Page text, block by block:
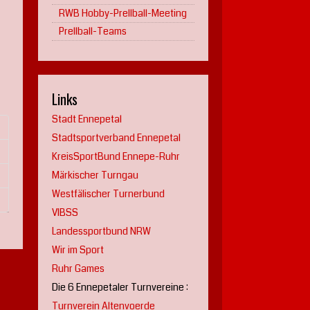
RWB Hobby-Prellball-Meeting
Prellball-Teams
Links
Stadt Ennepetal
Stadtsportverband Ennepetal
KreisSportBund Ennepe-Ruhr
Märkischer Turngau
Westfälischer Turnerbund
VIBSS
Landessportbund NRW
Wir im Sport
Ruhr Games
Die 6 Ennepetaler Turnvereine :
Turnverein Altenvoerde